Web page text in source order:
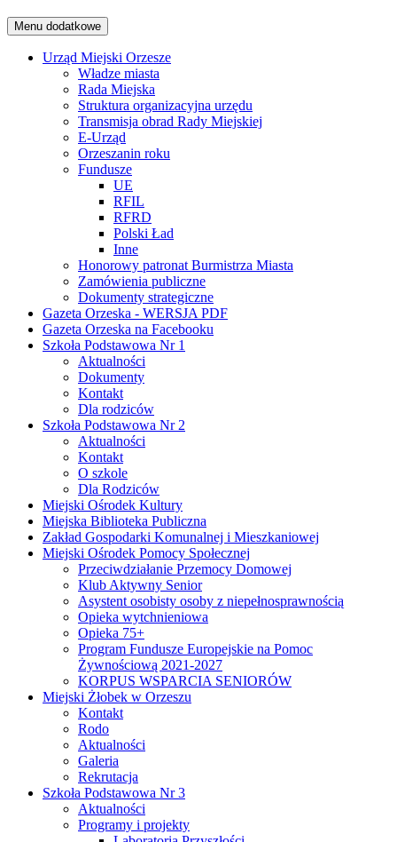
Menu dodatkowe
Urząd Miejski Orzesze
Władze miasta
Rada Miejska
Struktura organizacyjna urzędu
Transmisja obrad Rady Miejskiej
E-Urząd
Orzeszanin roku
Fundusze
UE
RFIL
RFRD
Polski Ład
Inne
Honorowy patronat Burmistrza Miasta
Zamówienia publiczne
Dokumenty strategiczne
Gazeta Orzeska - WERSJA PDF
Gazeta Orzeska na Facebooku
Szkoła Podstawowa Nr 1
Aktualności
Dokumenty
Kontakt
Dla rodziców
Szkoła Podstawowa Nr 2
Aktualności
Kontakt
O szkole
Dla Rodziców
Miejski Ośrodek Kultury
Miejska Biblioteka Publiczna
Zakład Gospodarki Komunalnej i Mieszkaniowej
Miejski Ośrodek Pomocy Społecznej
Przeciwdziałanie Przemocy Domowej
Klub Aktywny Senior
Asystent osobisty osoby z niepełnosprawnością
Opieka wytchnieniowa
Opieka 75+
Program Fundusze Europejskie na Pomoc
Żywnościową 2021-2027
KORPUS WSPARCIA SENIORÓW
Miejski Żłobek w Orzeszu
Kontakt
Rodo
Aktualności
Galeria
Rekrutacja
Szkoła Podstawowa Nr 3
Aktualności
Programy i projekty